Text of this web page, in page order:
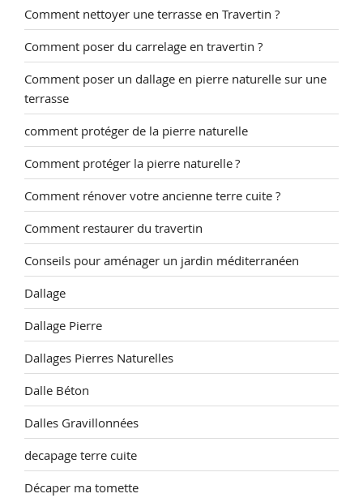
Comment nettoyer une terrasse en Travertin ?
Comment poser du carrelage en travertin ?
Comment poser un dallage en pierre naturelle sur une
terrasse
comment protéger de la pierre naturelle
Comment protéger la pierre naturelle ?
Comment rénover votre ancienne terre cuite ?
Comment restaurer du travertin
Conseils pour aménager un jardin méditerranéen
Dallage
Dallage Pierre
Dallages Pierres Naturelles
Dalle Béton
Dalles Gravillonnées
decapage terre cuite
Décaper ma tomette